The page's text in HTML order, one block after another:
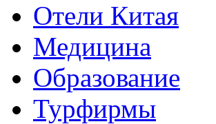
Отели Китая
Медицина
Образование
Турфирмы